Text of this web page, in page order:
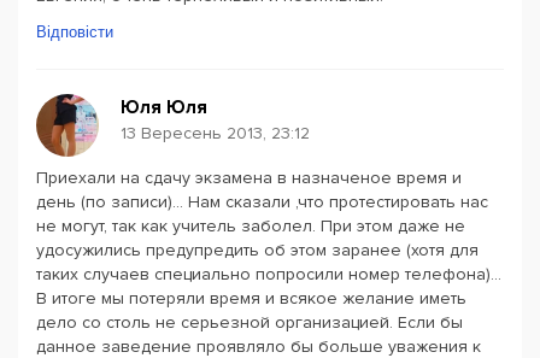
Відповісти
Юля Юля
13 Вересень 2013, 23:12
Приехали на сдачу экзамена в назначеное время и
день (по записи)... Нам сказали ,что протестировать нас
не могут, так как учитель заболел. При этом даже не
удосужились предупредить об этом заранее (хотя для
таких случаев специально попросили номер телефона)...
В итоге мы потеряли время и всякое желание иметь
дело со столь не серьезной организацией. Если бы
данное заведение проявляло бы больше уважения к